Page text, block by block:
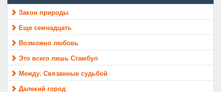
Закон природы
Еще семнадцать
Возможно любовь
Это всего лишь Стамбул
Между. Связанные судьбой
Далекий город